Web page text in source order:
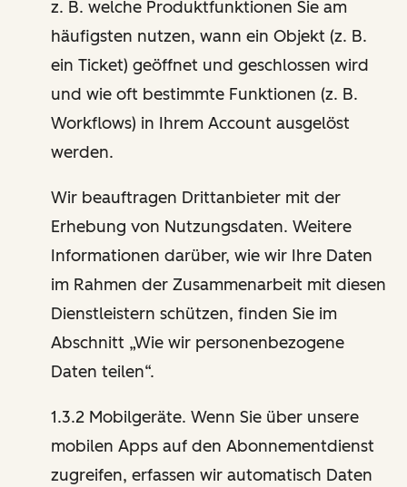
z. B. welche Produktfunktionen Sie am
häufigsten nutzen, wann ein Objekt (z. B.
ein Ticket) geöffnet und geschlossen wird
und wie oft bestimmte Funktionen (z. B.
Workflows) in Ihrem Account ausgelöst
werden.
Wir beauftragen Drittanbieter mit der
Erhebung von Nutzungsdaten. Weitere
Informationen darüber, wie wir Ihre Daten
im Rahmen der Zusammenarbeit mit diesen
Dienstleistern schützen, finden Sie im
Abschnitt „Wie wir personenbezogene
Daten teilen“.
1.3.2 Mobilgeräte. Wenn Sie über unsere
mobilen Apps auf den Abonnementdienst
zugreifen, erfassen wir automatisch Daten